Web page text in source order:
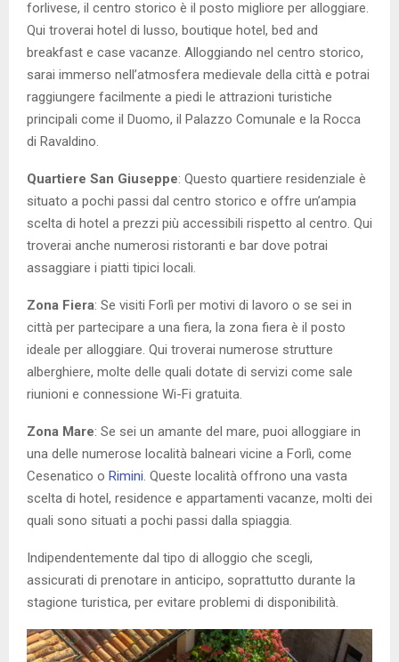
forlivese, il centro storico è il posto migliore per alloggiare.
Qui troverai hotel di lusso, boutique hotel, bed and
breakfast e case vacanze. Alloggiando nel centro storico,
sarai immerso nell’atmosfera medievale della città e potrai
raggiungere facilmente a piedi le attrazioni turistiche
principali come il Duomo, il Palazzo Comunale e la Rocca
di Ravaldino.
Quartiere San Giuseppe: Questo quartiere residenziale è
situato a pochi passi dal centro storico e offre un’ampia
scelta di hotel a prezzi più accessibili rispetto al centro. Qui
troverai anche numerosi ristoranti e bar dove potrai
assaggiare i piatti tipici locali.
Zona Fiera: Se visiti Forlì per motivi di lavoro o se sei in
città per partecipare a una fiera, la zona fiera è il posto
ideale per alloggiare. Qui troverai numerose strutture
alberghiere, molte delle quali dotate di servizi come sale
riunioni e connessione Wi-Fi gratuita.
Zona Mare: Se sei un amante del mare, puoi alloggiare in
una delle numerose località balneari vicine a Forlì, come
Cesenatico o Rimini. Queste località offrono una vasta
scelta di hotel, residence e appartamenti vacanze, molti dei
quali sono situati a pochi passi dalla spiaggia.
Indipendentemente dal tipo di alloggio che scegli,
assicurati di prenotare in anticipo, soprattutto durante la
stagione turistica, per evitare problemi di disponibilità.